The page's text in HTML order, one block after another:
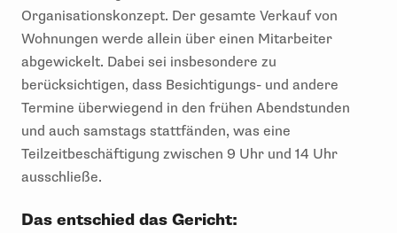
Organisationskonzept. Der gesamte Verkauf von
Wohnungen werde allein über einen Mitarbeiter
abgewickelt. Dabei sei insbesondere zu
berücksichtigen, dass Besichtigungs- und andere
Termine überwiegend in den frühen Abendstunden
und auch samstags stattfänden, was eine
Teilzeitbeschäftigung zwischen 9 Uhr und 14 Uhr
ausschließe.
Das entschied das Gericht: